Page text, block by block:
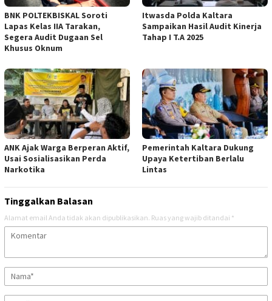
BNK POLTEKBISKAL Soroti
Lapas Kelas IIA Tarakan,
Segera Audit Dugaan Sel
Khusus Oknum
Itwasda Polda Kaltara
Sampaikan Hasil Audit Kinerja
Tahap I T.A 2025
ANK Ajak Warga Berperan Aktif,
Usai Sosialisasikan Perda
Narkotika
Pemerintah Kaltara Dukung
Upaya Ketertiban Berlalu
Lintas
Tinggalkan Balasan
Alamat email Anda tidak akan dipublikasikan. Ruas yang wajib ditandai *